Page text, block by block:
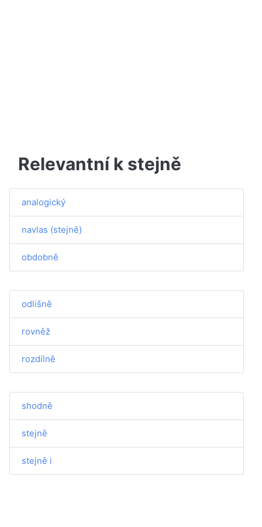
Relevantní k stejně
analogický
navlas (stejně)
obdobně
odlišně
rovněž
rozdílně
shodně
stejně
stejně i